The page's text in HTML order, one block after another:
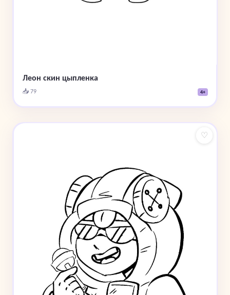
Леон скин цыпленка
📥 79 4+
♡